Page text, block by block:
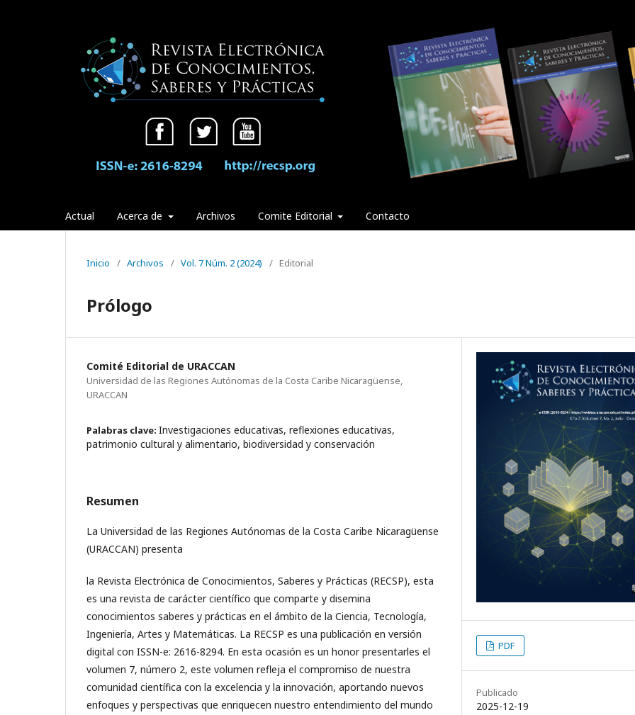
Actual Acerca de Archivos Comite Editorial Contacto
Inicio / Archivos / Vol. 7 Núm. 2 (2024) / Editorial
Prólogo
Comité Editorial de URACCAN
Universidad de las Regiones Autónomas de la Costa Caribe Nicaragüense,
URACCAN
Palabras clave: Investigaciones educativas, reflexiones educativas,
patrimonio cultural y alimentario, biodiversidad y conservación
Resumen
La Universidad de las Regiones Autónomas de la Costa Caribe Nicaragüense
(URACCAN) presenta
la Revista Electrónica de Conocimientos, Saberes y Prácticas (RECSP), esta
es una revista de carácter científico que comparte y disemina
conocimientos saberes y prácticas en el ámbito de la Ciencia, Tecnología,
Ingeniería, Artes y Matemáticas. La RECSP es una publicación en versión
digital con ISSN-e: 2616-8294. En esta ocasión es un honor presentarles el
volumen 7, número 2, este volumen refleja el compromiso de nuestra
comunidad científica con la excelencia y la innovación, aportando nuevos
enfoques y perspectivas que enriquecen nuestro entendimiento del mundo
PDF
Publicado
2025-12-19